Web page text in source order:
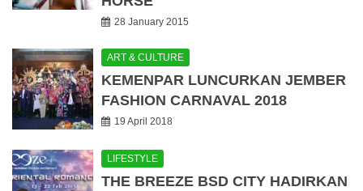
28 January 2015
ART & CULTURE
KEMENPAR LUNCURKAN JEMBER
FASHION CARNAVAL 2018
19 April 2018
LIFESTYLE
THE BREEZE BSD CITY HADIRKAN